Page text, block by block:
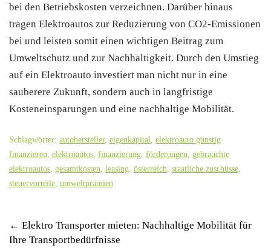
bei den Betriebskosten verzeichnen. Darüber hinaus
tragen Elektroautos zur Reduzierung von CO2-Emissionen
bei und leisten somit einen wichtigen Beitrag zum
Umweltschutz und zur Nachhaltigkeit. Durch den Umstieg
auf ein Elektroauto investiert man nicht nur in eine
sauberere Zukunft, sondern auch in langfristige
Kosteneinsparungen und eine nachhaltige Mobilität.
Schlagwörter: autohersteller, eigenkapital
elektroauto günstig
finanzieren elektroautos finanzierung förderungen gebrauchte
elektroautos gesamtkosten leasing österreich staatliche zuschüsse
steuervorteile umweltprämien
Post
← Elektro Transporter mieten: Nachhaltige Mobilität für
Ihre Transportbedürfnisse